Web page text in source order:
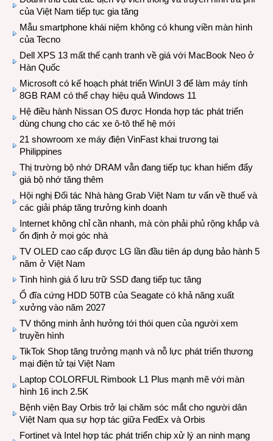
của Việt Nam tiếp tục gia tăng
Mẫu smartphone khái niệm không có khung viền màn hình
của Tecno
Dell XPS 13 mất thế cạnh tranh về giá với MacBook Neo ở
Hàn Quốc
Microsoft có kế hoạch phát triển WinUI 3 để làm máy tính
8GB RAM có thể chạy hiệu quả Windows 11
Hệ điều hành Nissan OS được Honda hợp tác phát triển
dùng chung cho các xe ô-tô thế hệ mới
21 showroom xe máy điện VinFast khai trương tại
Philippines
Thị trường bộ nhớ DRAM vẫn đang tiếp tục khan hiếm đẩy
giá bộ nhớ tăng thêm
Hội nghị Đối tác Nhà hàng Grab Việt Nam tư vấn về thuế và
các giải pháp tăng trưởng kinh doanh
Internet không chỉ cần nhanh, mà còn phải phủ rộng khắp và
ổn định ở mọi góc nhà
TV OLED cao cấp được LG lần đầu tiên áp dụng bảo hành 5
năm ở Việt Nam
Tình hình giá ổ lưu trữ SSD đang tiếp tục tăng
Ổ đĩa cứng HDD 50TB của Seagate có khả năng xuất
xưởng vào năm 2027
TV thông minh ảnh hưởng tới thói quen của người xem
truyền hình
TikTok Shop tăng trưởng mạnh và nỗ lực phát triển thương
mại điện tử tại Việt Nam
Laptop COLORFUL Rimbook L1 Plus mạnh mẽ với màn
hình 16 inch 2.5K
Bệnh viện Bay Orbis trở lại chăm sóc mắt cho người dân
Việt Nam qua sự hợp tác giữa FedEx và Orbis
Fortinet và Intel hợp tác phát triển chip xử lý an ninh mạng